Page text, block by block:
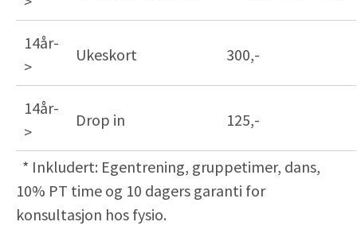
14år-
>
Ukeskort 300,-
14år-
>
Drop in 125,-
* Inkludert: Egentrening, gruppetimer, dans,
10% PT time og 10 dagers garanti for
konsultasjon hos fysio.